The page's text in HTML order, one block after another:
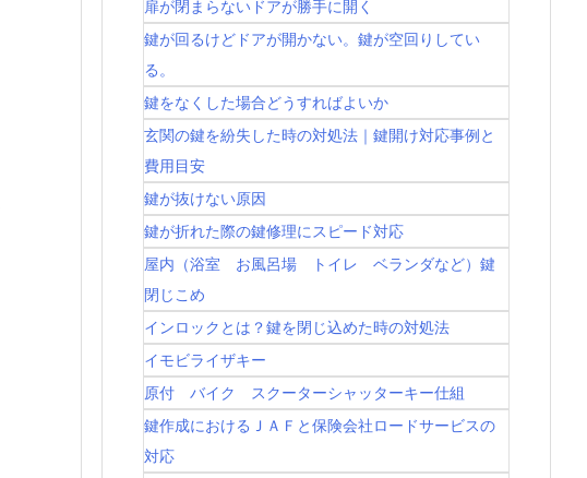
扉が閉まらないドアが勝手に開く
鍵が回るけどドアが開かない。鍵が空回りしてい
る。
鍵をなくした場合どうすればよいか
玄関の鍵を紛失した時の対処法｜鍵開け対応事例と
費用目安
鍵が抜けない原因
鍵が折れた際の鍵修理にスピード対応
屋内（浴室 お風呂場 トイレ ベランダなど）鍵
閉じこめ
インロックとは？鍵を閉じ込めた時の対処法
イモビライザキー
原付 バイク スクーターシャッターキー仕組
鍵作成におけるＪＡＦと保険会社ロードサービスの
対応